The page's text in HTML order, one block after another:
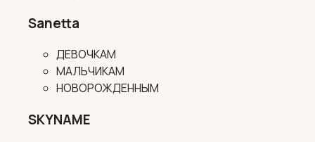
Sanetta
ДЕВОЧКАМ
МАЛЬЧИКАМ
НОВОРОЖДЕННЫМ
SKYNAME